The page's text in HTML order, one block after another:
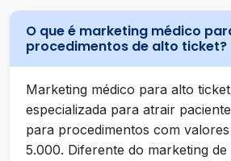
O que é marketing médico
procedimentos de alto ticket?
Marketing médico para alto
especializada para atrair
para procedimentos com
5.000. Diferente do marketing de